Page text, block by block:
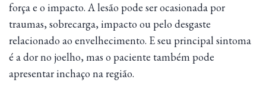
força e o impacto. A lesão pode ser ocasionada por
traumas, sobrecarga, impacto ou pelo desgaste
relacionado ao envelhecimento. E seu principal sintoma
é a dor no joelho, mas o paciente também pode
apresentar inchaço na região.